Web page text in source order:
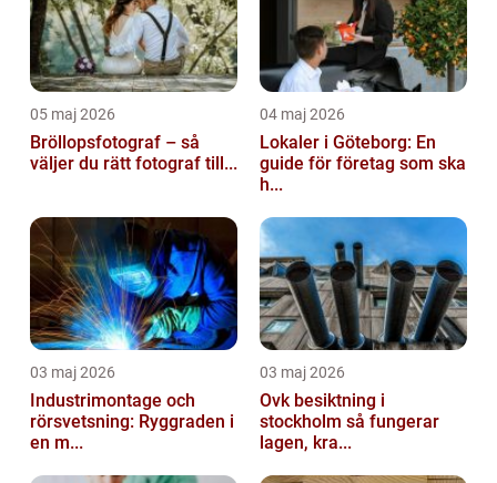
05 maj 2026
Bröllopsfotograf – så
väljer du rätt fotograf till...
04 maj 2026
Lokaler i Göteborg: En
guide för företag som ska
h...
03 maj 2026
Industrimontage och
rörsvetsning: Ryggraden i
en m...
03 maj 2026
Ovk besiktning i
stockholm så fungerar
lagen, kra...